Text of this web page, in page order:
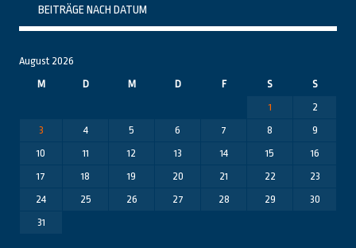
BEITRÄGE NACH DATUM
August 2026
M
D M D F S
S
1
2
3
4 5 6 7 8
9
10
11 12 13 14 15
16
17
18 19 20 21 22
23
24
25 26 27 28 29
30
31